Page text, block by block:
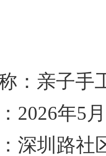
：亲子手
2026年5
深圳路社